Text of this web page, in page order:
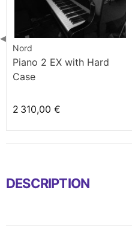
Nord
Piano 2 EX with Hard
Case
2 310,00 €
◀
DESCRIPTION